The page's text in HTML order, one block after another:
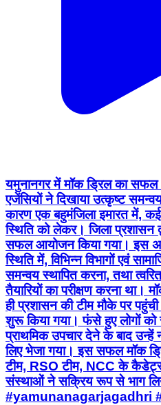
यमुनानगर में मॉक ड्रिल का सफल
एजेंसियों ने दिखाया उत्कृष्ट
कारण एक बहुमंजिला इमारत में,
स्थिति को लेकर। जिला प्रशासन
सफल आयोजन किया गया। इस
स्थिति में, विभिन्न विभागों एवं
समन्वय स्थापित करना, तथा
तैयारियों का परीक्षण करना था।
ही प्रशासन की टीम मौके पर
शुरू किया गया। फंसे हुए लोगों को
प्राथमिक उपचार देने के बाद
लिए भेजा गया। इस सफल मॉक
टीम, RSO टीम, NCC के कैडेट्स
संस्थाओं ने सक्रिय रूप से भाग
#yamunanagarjagadhri